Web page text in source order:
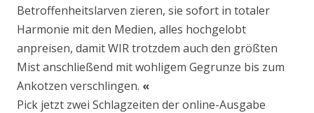
Betroffenheitslarven zieren, sie sofort in totaler
Harmonie mit den Medien, alles hochgelobt
anpreisen, damit WIR trotzdem auch den größten
Mistanschließend mit wohligem Gegrunze bis zum
Ankotzen verschlingen. «
Pick jetzt zwei Schlagzeiten der online-Ausgabe